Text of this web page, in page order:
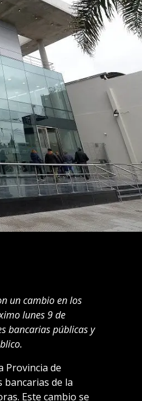
un cambio en los
lunes 9 de
bancarias públicas y
Provincia de
bancarias de la
Este cambio se